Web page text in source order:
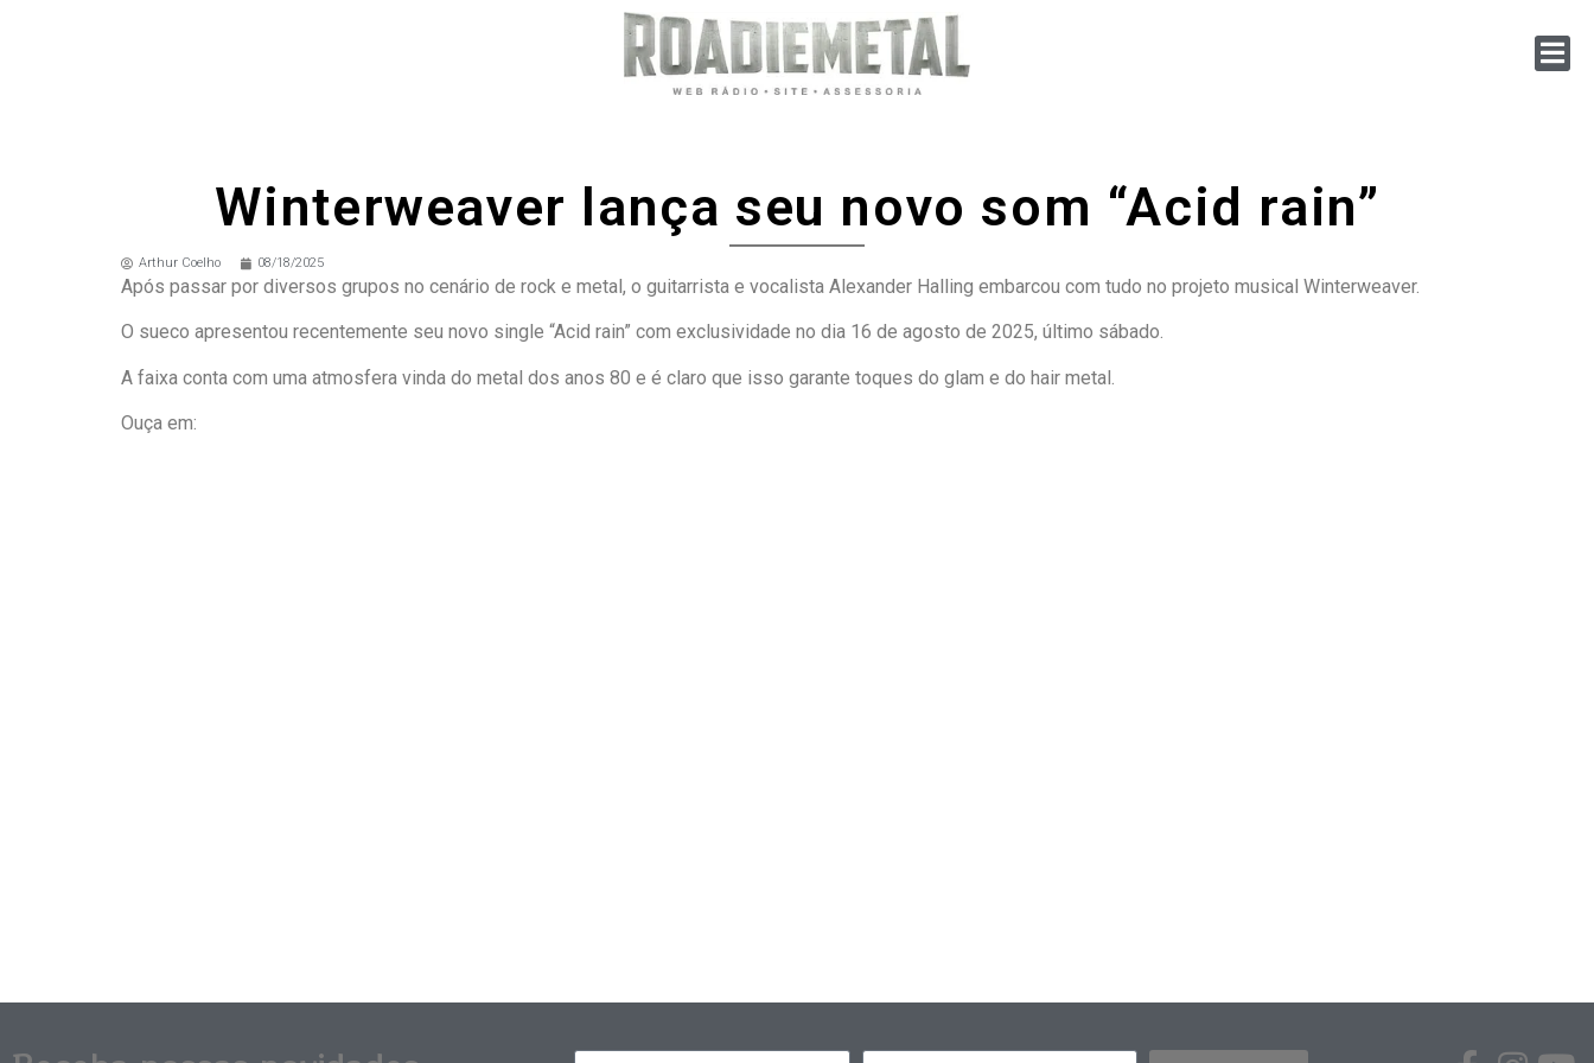
Winterweaver lança seu novo som “Acid rain”
Arthur Coelho 08/18/2025
Após passar por diversos grupos no cenário de rock e metal, o guitarrista e vocalista Alexander Halling embarcou com tudo no projeto musical Winterweaver.
O sueco apresentou recentemente seu novo single “Acid rain” com exclusividade no dia 16 de agosto de 2025, último sábado.
A faixa conta com uma atmosfera vinda do metal dos anos 80 e é claro que isso garante toques do glam e do hair metal.
Ouça em: